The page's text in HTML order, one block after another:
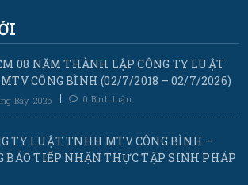
08 NĂM THÀNH LẬP CÔNG TY LUẬT
CÔNG BÌNH (02/7/2018 – 02/7/2026)
Bảy, 2026 0 Bình luận
TY LUẬT TNHH MTV CÔNG BÌNH –
BÁO TIẾP NHẬN THỰC TẬP SINH PHÁP